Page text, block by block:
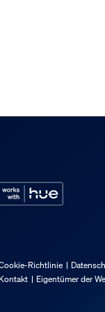
Richtlinie
Eigentümer der